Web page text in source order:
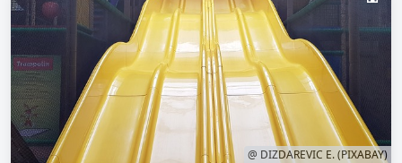
@ DIZDAREVIC E. (PIXABAY)